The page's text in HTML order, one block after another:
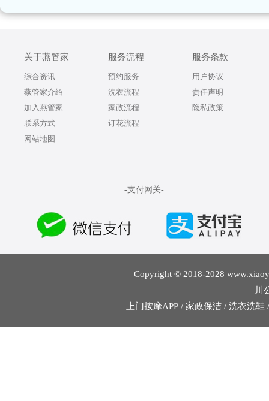
关于燕管家
综合资讯
燕管家介绍
加入燕管家
联系方式
网站地图
服务流程
预约服务
洗衣流程
家政流程
订花流程
服务条款
用户协议
责任声明
隐私政策
-支付网关-
Copyright © 2018-2028
川
上门按摩APP/ 家政保洁/ 洗衣洗鞋